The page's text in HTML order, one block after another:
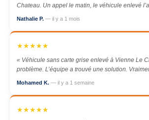
Chateau. Un appel le matin, le véhicule enlevé
Nathalie P. — il y a 1 mois
★★★★★
« Véhicule sans carte grise enlevé à Vienne Le
problème. L’équipe a trouvé une solution.
Mohamed K. — il y a 1 semaine
★★★★★